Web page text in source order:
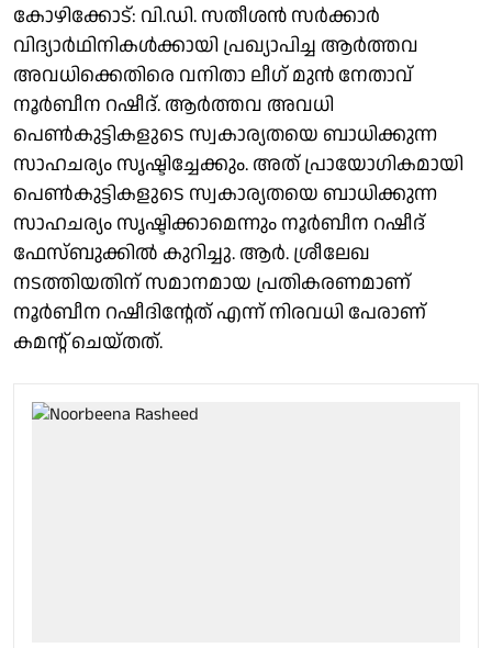
കോഴിക്കോട്: വി.ഡി. സതീശൻ സർക്കാർ
വിദ്യാർഥിനികൾക്കായി പ്രഖ്യാപിച്ച ആർത്തവ
അവധിക്കെതിരെ വനിതാ ലീഗ് മുൻ നേതാവ്
നൂർബീന റഷീദ്. ആർത്തവ അവധി
പെൺകുട്ടികളുടെ സ്വകാര്യതയെ ബാധിക്കുന്ന
സാഹചര്യം സൃഷ്ടിച്ചേക്കും. അത് പ്രായോഗികമായി
പെൺകുട്ടികളുടെ സ്വകാര്യതയെ ബാധിക്കുന്ന
സാഹചര്യം സൃഷ്ടിക്കാമെന്നും നൂർബീന റഷീദ്
ഫേസ്ബുക്കിൽ കുറിച്ചു. ആർ. ശ്രീലേഖ
നടത്തിയതിന് സമാനമായ പ്രതികരണമാണ്
നൂർബീന റഷീദിൻ്റേത് എന്ന് നിരവധി പേരാണ്
കമൻ്റ് ചെയ്തത്.